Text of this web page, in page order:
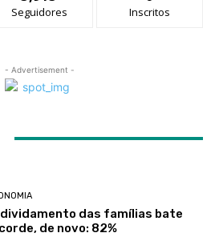
Seguidores Inscritos
- Advertisement -
das famílias bate
de novo: 82%